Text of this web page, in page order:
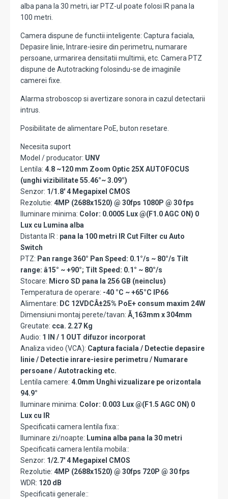
alba pana la 30 metri, iar PTZ-ul poate folosi IR pana la
100 metri.
Camera dispune de functii inteligente: Captura faciala,
Depasire linie, Intrare-iesire din perimetru, numarare
persoane, urmarirea densitatii multimii, etc. Camera PTZ
dispune de Autotracking folosindu-se de imaginile
camerei fixe.
Alarma stroboscop si avertizare sonora in cazul detectarii
intrus.
Posibilitate de alimentare PoE, buton resetare.
Necesita suport
Model / producator: UNV
Lentila: 4.8 ~120 mm Zoom Optic 25X AUTOFOCUS
(unghi vizibilitate 55.46°~ 3.09°)
Senzor: 1/1.8' 4 Megapixel CMOS
Rezolutie: 4MP (2688x1520) @ 30fps 1080P @ 30 fps
Iluminare minima: Color: 0.0005 Lux @(F1.0 AGC ON) 0
Lux cu Lumina alba
Distanta IR : pana la 100 metri IR Cut Filter cu Auto
Switch
PTZ: Pan range 360° Pan Speed: 0.1°/s ~ 80°/s Tilt
range: â15° ~ +90°; Tilt Speed: 0.1° ~ 80°/s
Stocare: Micro SD pana la 256 GB (neinclus)
Temperatura de operare: -40 °C ~ +65°C IP66
Alimentare: DC 12VDCÂ±25% PoE+ consum maxim 24W
Dimensiuni montaj perete/tavan: Ã¸163mm x 304mm
Greutate: cca. 2.27 Kg
Audio: 1 IN / 1 OUT difuzor incorporat
Analiza video (VCA): Captura faciala / Detectie depasire
linie / Detectie inrare-iesire perimetru / Numarare
persoane / Autotracking etc.
Lentila camere: 4.0mm Unghi vizualizare pe orizontala
94.9°
Iluminare minima: Color: 0.003 Lux @(F1.5 AGC ON) 0
Lux cu IR
Specificatii camera lentila fixa::
Iluminare zi/noapte: Lumina alba pana la 30 metri
Specificatii camera lentila mobila::
Senzor: 1/2.7' 4 Megapixel CMOS
Rezolutie: 4MP (2688x1520) @ 30fps 720P @ 30 fps
WDR: 120 dB
Specificatii generale::